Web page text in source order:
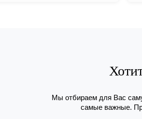
Мы отбираем для Вас
самые важные.